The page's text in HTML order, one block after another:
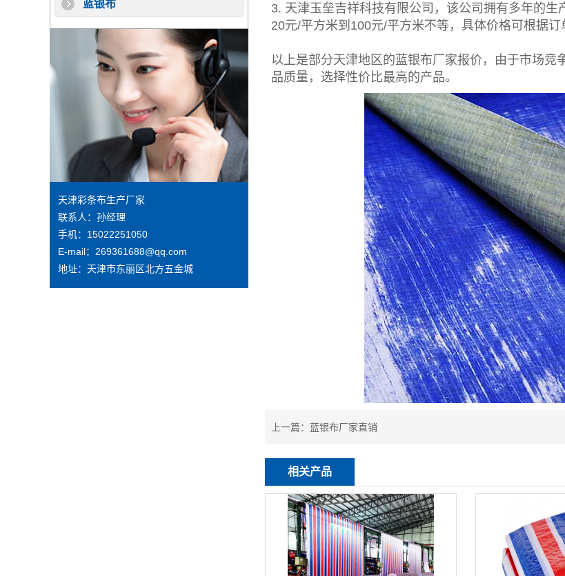
蓝银布
天津彩条布生产厂家
联系人：孙经理
手机：15022251050
E-mail：269361688@qq.com
地址：天津市东丽区北方五金城
3. 天津玉垒吉祥科技有限公司，该公司拥有多年的生
20元/平方米到100元/平方米不等，具体价格可根据订
以上是部分天津地区的蓝银布厂家报价，由于市场竞
品质量，选择性价比最高的产品。
上一篇： 蓝银布厂家直销
相关产品